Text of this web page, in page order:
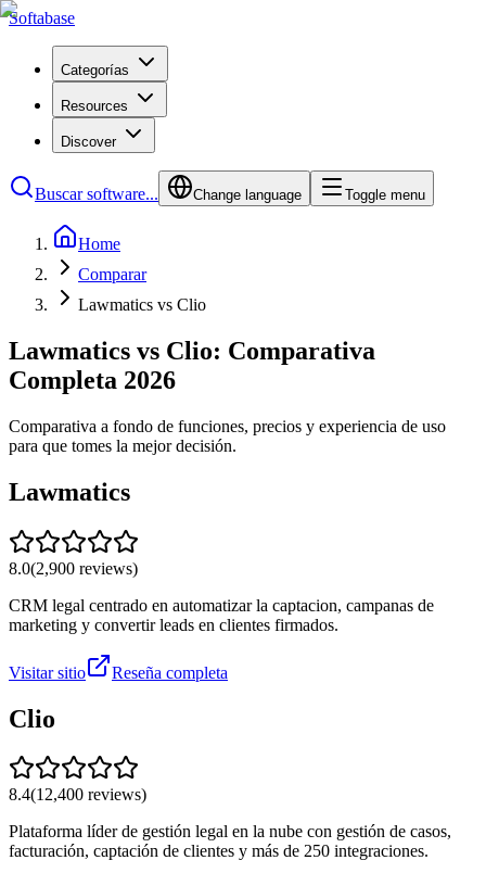
Softabase
Categorías
Resources
Discover
Buscar software... Change language Toggle menu
Home
Comparar
Lawmatics vs Clio
Lawmatics vs Clio: Comparativa
Completa 2026
Comparativa a fondo de funciones, precios y experiencia de uso
para que tomes la mejor decisión.
Lawmatics
8.0(2,900 reviews)
CRM legal centrado en automatizar la captacion, campanas de
marketing y convertir leads en clientes firmados.
Visitar sitio Reseña completa
Clio
8.4(12,400 reviews)
Plataforma líder de gestión legal en la nube con gestión de casos,
facturación, captación de clientes y más de 250 integraciones.